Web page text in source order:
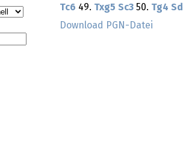
Tc6 49. Txg5 Sc3 50. Tg4
Download PGN-Datei